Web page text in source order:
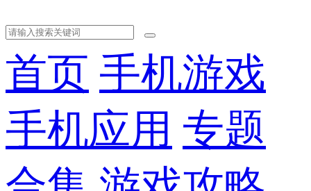
首页 手机游戏
手机应用 专题